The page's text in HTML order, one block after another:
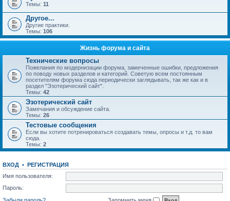
Темы: 11
Другое...
Другие практики.
Темы: 106
Жизнь форума и сайта
Технические вопросы
Пожелания по модернизации форума, замеченные ошибки, предложения
по поводу новых разделов и категорий. Советую всем постоянным
посетителям форума сюда периодически заглядывать, так же как и в
раздел "Эзотерический сайт".
Темы: 42
Эзотерический сайт
Замечания и обсуждение сайта.
Темы: 26
Тестовые сообщения
Если вы хотите потренироваться создавать темы, опросы и т.д. то вам
сюда.
Темы: 2
ВХОД • РЕГИСТРАЦИЯ
Имя пользователя:
Пароль: